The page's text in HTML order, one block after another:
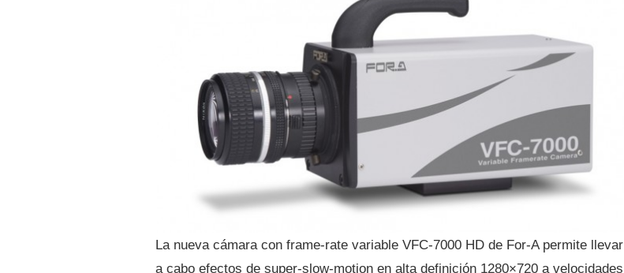
La nueva cámara con frame-rate variable VFC-7000 HD de For-A permite llevar
a cabo efectos de super-slow-motion en alta definición 1280×720 a velocidades